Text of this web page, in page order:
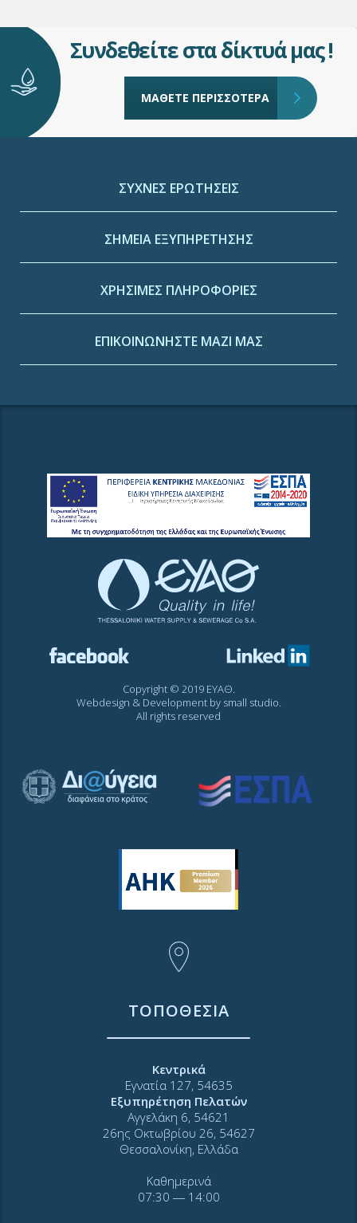
Συνδεθείτε στα δίκτυά μας !
ΜΑΘΕΤΕ ΠΕΡΙΣΣΟΤΕΡΑ
ΣΥΧΝΕΣ ΕΡΩΤΗΣΕΙΣ
ΣΗΜΕΙΑ ΕΞΥΠΗΡΕΤΗΣΗΣ
ΧΡΗΣΙΜΕΣ ΠΛΗΡΟΦΟΡΙΕΣ
ΕΠΙΚΟΙΝΩΝΗΣΤΕ ΜΑΖΙ ΜΑΣ
Copyright © 2019 ΕΥΑΘ.
Webdesign & Development by small studio.
All rights reserved
ΤΟΠΟΘΕΣΙΑ
Κεντρικά
Εγνατία 127, 54635
Εξυπηρέτηση Πελατών
Αγγελάκη 6, 54621
26ης Οκτωβρίου 26, 54627
Θεσσαλονίκη, Ελλάδα
Καθημερινά
07:30 ― 14:00